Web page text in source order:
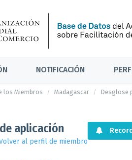
NOTIFICACIÓN
los Miembros Madagascar Desglose
aplicación
al perfil de miembro